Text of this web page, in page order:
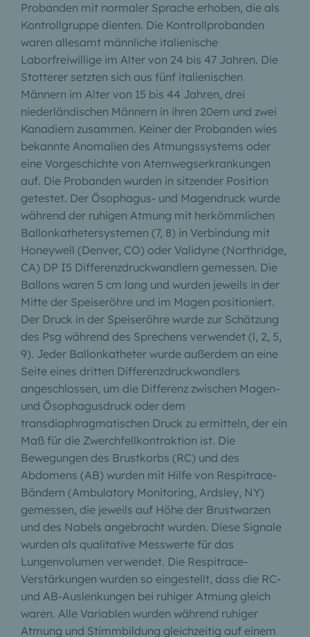
Probanden mit normaler Sprache erhoben, die als
Kontrollgruppe dienten. Die Kontrollprobanden
waren allesamt männliche italienische
Laborfreiwillige im Alter von 24 bis 47 Jahren. Die
Stotterer setzten sich aus fünf italienischen
Männern im Alter von 15 bis 44 Jahren, drei
niederländischen Männern in ihren 20ern und zwei
Kanadiern zusammen. Keiner der Probanden wies
bekannte Anomalien des Atmungssystems oder
eine Vorgeschichte von Atemwegserkrankungen
auf. Die Probanden wurden in sitzender Position
getestet. Der Ösophagus- und Magendruck wurde
während der ruhigen Atmung mit herkömmlichen
Ballonkathetersystemen (7, 8) in Verbindung mit
Honeywell (Denver, CO) oder Validyne (Northridge,
CA) DP I5 Differenzdruckwandlern gemessen. Die
Ballons waren 5 cm lang und wurden jeweils in der
Mitte der Speiseröhre und im Magen positioniert.
Der Druck in der Speiseröhre wurde zur Schätzung
des Psg während des Sprechens verwendet (l, 2, 5,
9). Jeder Ballonkatheter wurde außerdem an eine
Seite eines dritten Differenzdruckwandlers
angeschlossen, um die Differenz zwischen Magen-
und Ösophagusdruck oder dem
transdiaphragmatischen Druck zu ermitteln, der ein
Maß für die Zwerchfellkontraktion ist. Die
Bewegungen des Brustkorbs (RC) und des
Abdomens (AB) wurden mit Hilfe von Respitrace-
Bändern (Ambulatory Monitoring, Ardsley, NY)
gemessen, die jeweils auf Höhe der Brustwarzen
und des Nabels angebracht wurden. Diese Signale
wurden als qualitative Messwerte für das
Lungenvolumen verwendet. Die Respitrace-
Verstärkungen wurden so eingestellt, dass die RC-
und AB-Auslenkungen bei ruhiger Atmung gleich
waren. Alle Variablen wurden während ruhiger
Atmung und Stimmbildung gleichzeitig auf einem